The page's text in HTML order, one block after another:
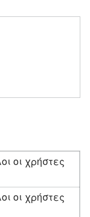
οι χρήστες
οι χρήστες